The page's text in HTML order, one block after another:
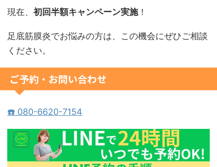
現在、 初回半額キャンペーン実施！
足底筋膜炎でお悩みの方は、この機会にぜひご相談
ください。
ご予約・お問い合わせ
☎️ 080-6620-7154